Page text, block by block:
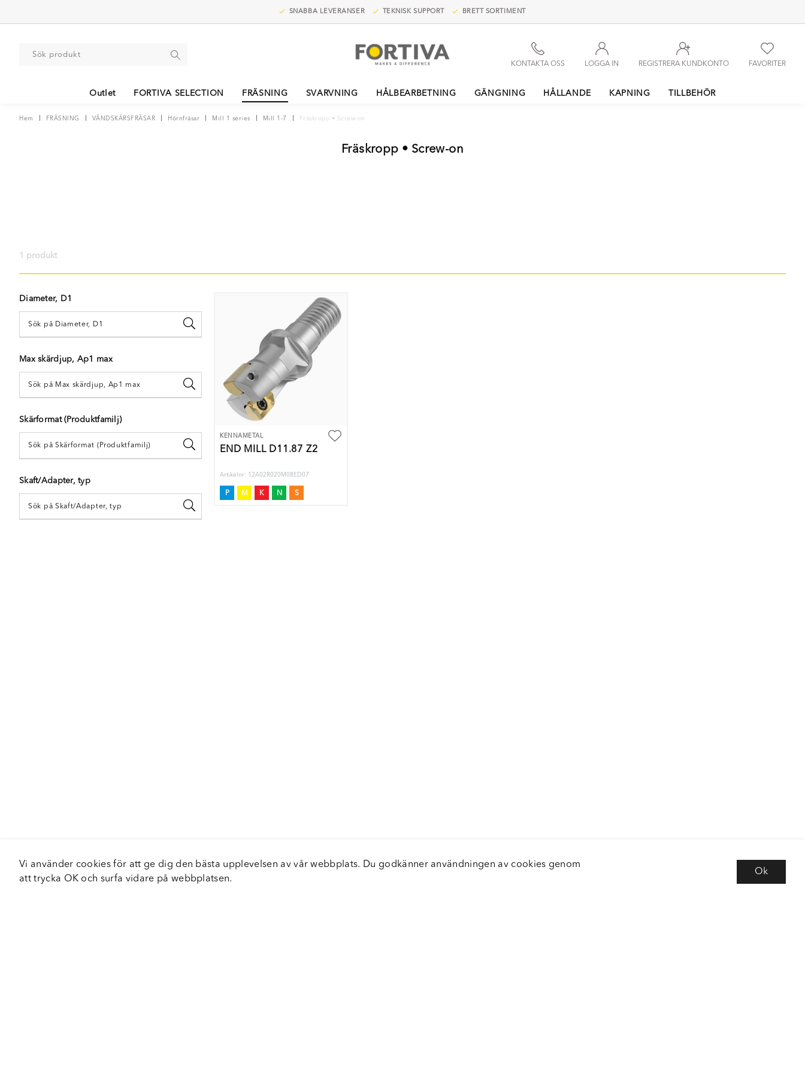
SNABBA LEVERANSER TEKNISK SUPPORT BRETT SORTIMENT
FAVORITER
REGISTRERA KUNDKONTO
LOGGA IN
KONTAKTA OSS
Outlet FORTIVA SELECTION FRÄSNING SVARVNING HÅLBEARBETNING GÄNGNING HÅLLANDE KAPNING TILLBEHÖR
Hem FRÄSNING VÄNDSKÄRSFRÄSAR Hörnfräsar Mill 1 series Mill 1-7 Fräskropp • Screw-on
Fräskropp • Screw-on
1 produkt
Diameter, D1
Max skärdjup, Ap1 max
Skärformat (Produktfamilj)
Skaft/Adapter, typ
KENNAMETAL
END MILL D11.87 Z2
Artikelnr: 12A02R020M08ED07
P M K N S
Vi använder cookies för att ge dig den bästa upplevelsen av vår webbplats. Du godkänner användningen av cookies genom
att trycka OK och surfa vidare på webbplatsen.
Ok